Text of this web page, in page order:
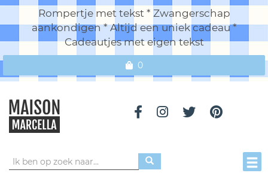
Rompertje met tekst * Zwangerschap
aankondigen * Altijd een uniek cadeau *
Cadeautjes met eigen tekst
0